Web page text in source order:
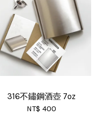
316不鏽鋼酒壺 7oz
NT$ 400